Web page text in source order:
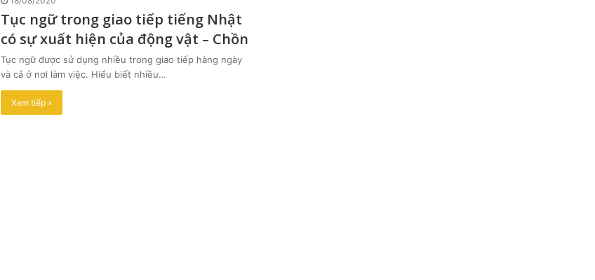
Tục ngữ trong giao tiếp tiếng Nhật
có sự xuất hiện của động vật – Chồn
Tục ngữ được sử dụng nhiều trong giao tiếp hàng ngày
và cả ở nơi làm việc. Hiểu biết nhiều…
Xem tiếp »